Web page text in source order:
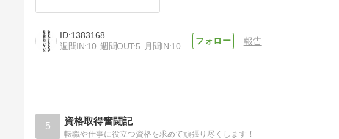
1383168
週間IN:10 週間OUT:5 月間IN:10
報告
5 資格取得奮闘記
転職や仕事に役立つ資格を求めて頑張り尽くします！